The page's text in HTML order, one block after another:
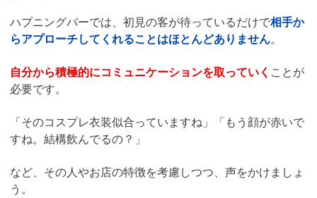
ハプニングバーでは、初見の客が待っているだけで相手か
らアプローチしてくれることはほとんどありません。
自分から積極的にコミュニケーションを取っていく ことが
必要です。
「そのコスプレ衣装似合っていますね」「もう顔が赤いで
すね。結構飲んでるの？」
など、その人やお店の特徴を考慮しつつ、声をかけましょ
う。